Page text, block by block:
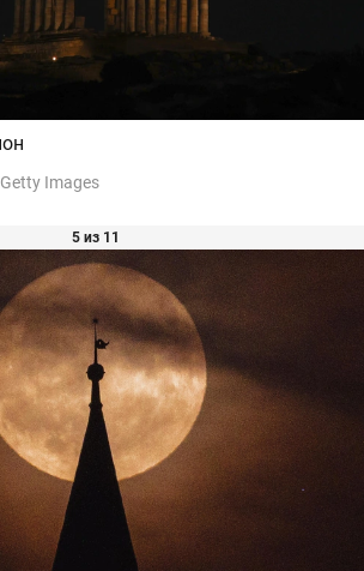
Images
5 из 11